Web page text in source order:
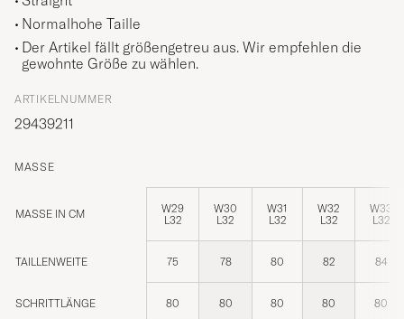
Normalhohe Taille
Der Artikel fällt größengetreu aus. Wir empfehlen die
gewohnte Größe zu wählen.
ARTIKELNUMMER
29439211
MASSE
MASSE IN CM
W29
L32
W30
L32
W31
L32
W32
L32
W33
L32
TAILLENWEITE 75 78 80 82 84
SCHRITTLÄNGE 80 80 80 80 80